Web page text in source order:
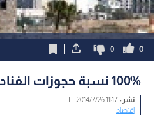
0
0
100% نسبة حجوزات الفنادق في العقبة
نشر :11:17 2014/7/26
|
اقتصاد